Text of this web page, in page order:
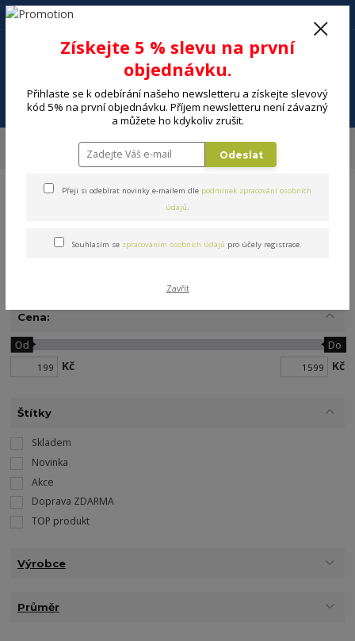
Menu
+420 602 494 600
Cena:
Kč
Od Do
Kč
Štítky
Skladem
Novinka
Akce
Doprava ZDARMA
TOP produkt
Výrobce
Průměr
Získejte 5 % slevu na první
objednávku.
Přihlaste se k odebírání našeho newsletteru a získejte slevový
kód 5% na první objednávku. Příjem newsletteru není závazný
a můžete ho kdykoliv zrušit.
Odeslat
Přeji si odebírat novinky e-mailem dle podmínek zpracování osobních
údajů.
Souhlasím se zpracováním osobních údajů pro účely registrace.
Zavřít